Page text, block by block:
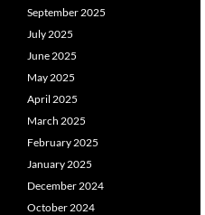
September 2025
July 2025
June 2025
May 2025
April 2025
March 2025
February 2025
January 2025
December 2024
October 2024